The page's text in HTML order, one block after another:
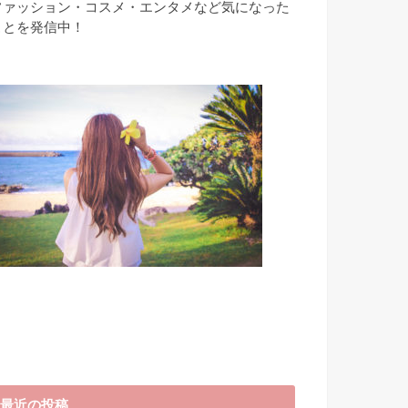
ァッション・コスメ・エンタメなど気になった
を発信中！
最近の投稿